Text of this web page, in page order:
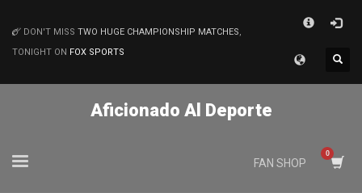
MATCHES
DON'T MISS TWO HUGE CHAMPIONSHIP MATCHES,
TONIGHT ON FOX SPORTS
Aficionado Al Deporte
FAN SHOP